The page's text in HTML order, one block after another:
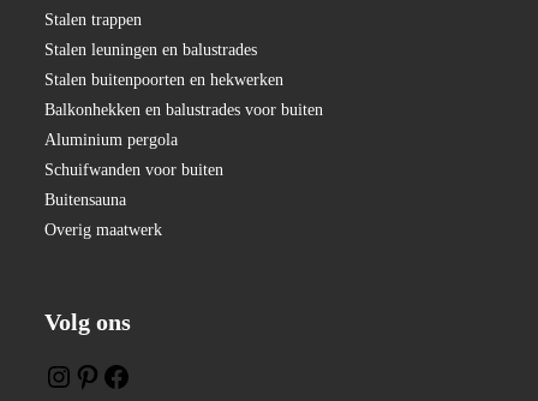
Stalen trappen
Stalen leuningen en balustrades
Stalen buitenpoorten en hekwerken
Balkonhekken en balustrades voor buiten
Aluminium pergola
Schuifwanden voor buiten
Buitensauna
Overig maatwerk
Volg ons